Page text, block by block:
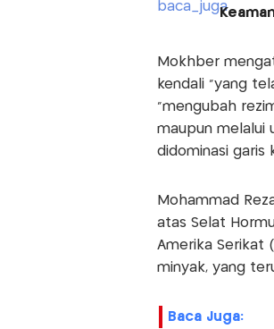
Mokhber
kendali “yang
“mengubah
maupun melalui
didominasi garis
Mohammad
atas Selat
Amerika Serikat
minyak, yang
Baca Juga: